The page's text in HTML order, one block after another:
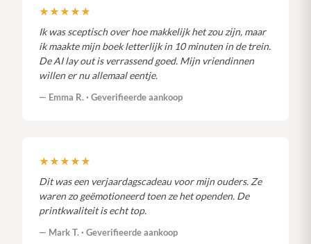
★★★★★
Ik was sceptisch over hoe makkelijk het zou zijn, maar
ik maakte mijn boek letterlijk in 10 minuten in de trein.
De AI lay out is verrassend goed. Mijn vriendinnen
willen er nu allemaal eentje.
— Emma R. · Geverifieerde aankoop
★★★★★
Dit was een verjaardagscadeau voor mijn ouders. Ze
waren zo geëmotioneerd toen ze het openden. De
printkwaliteit is echt top.
— Mark T. · Geverifieerde aankoop